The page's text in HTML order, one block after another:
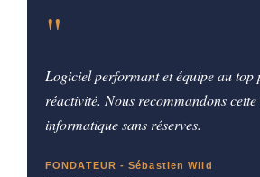
"
Logiciel performant et équipe au top
réactivité. Nous recommandons
informatique sans réserves.
FONDATEUR - Sébastien Wild